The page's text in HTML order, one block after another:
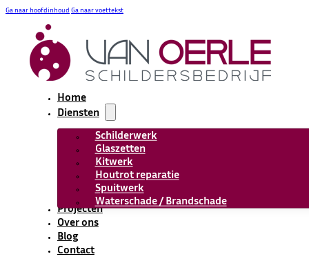
Ga naar hoofdinhoud Ga naar voettekst
Home
Diensten
Schilderwerk
Glaszetten
Kitwerk
Houtrot reparatie
Spuitwerk
Waterschade / Brandschade
Projecten
Over ons
Blog
Contact